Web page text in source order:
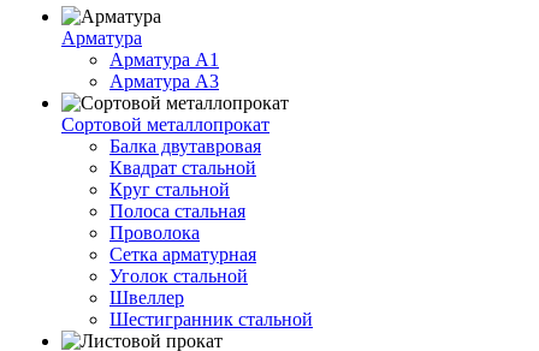
Арматура
Арматура A1
Арматура А3
Сортовой металлопрокат
Балка двутавровая
Квадрат стальной
Круг стальной
Полоса стальная
Проволока
Сетка арматурная
Уголок стальной
Швеллер
Шестигранник стальной